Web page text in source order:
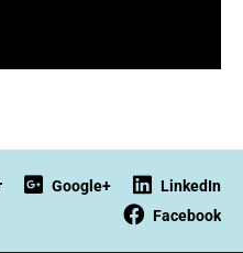
LinkedIn
Google+
Facebook